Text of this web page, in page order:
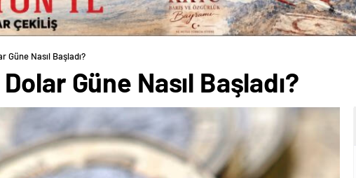
Güne Nasıl Başladı?
Güne Nasıl Başladı?